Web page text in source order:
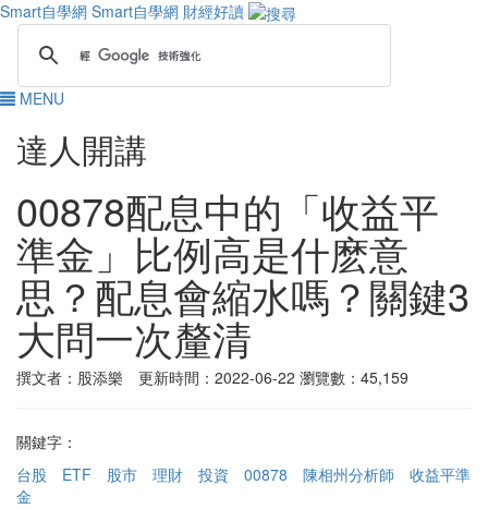
Smart自學網 Smart自學網 財經好讀
MENU
達人開講
00878配息中的「收益平
準金」比例高是什麽意
思？配息會縮水嗎？關鍵3
大問一次釐清
撰文者：股添樂 更新時間：2022-06-22 瀏覽數：45,159
關鍵字：
台股
ETF 股市 理財 投資 00878 陳相州分析師
收益平準
金